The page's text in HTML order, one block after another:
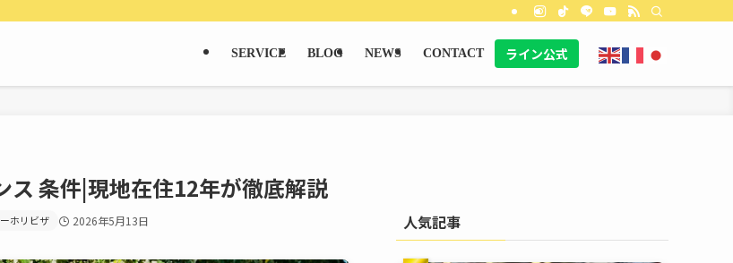
SERVICE BLOG NEWS CONTACT ライン公式
ス 条件|現地在住12年が徹底解説
ホリビザ 2026年5月13日 人気記事